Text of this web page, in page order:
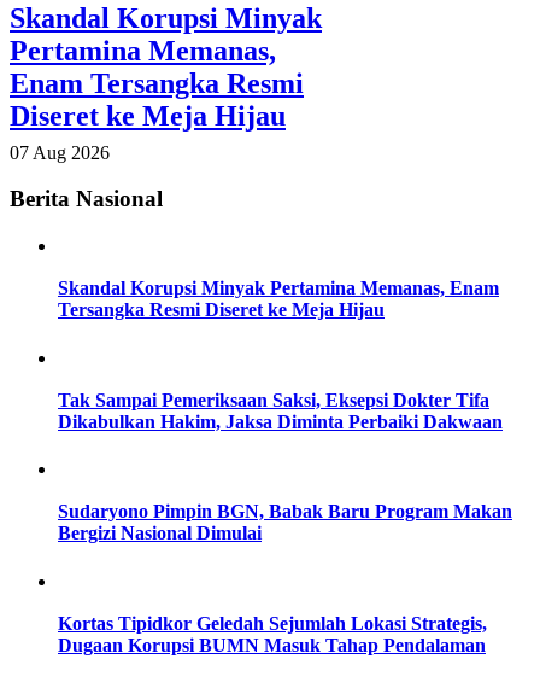
Skandal Korupsi Minyak
Pertamina Memanas,
Enam Tersangka Resmi
Diseret ke Meja Hijau
07 Aug 2026
Berita Nasional
Skandal Korupsi Minyak Pertamina Memanas, Enam
Tersangka Resmi Diseret ke Meja Hijau
Tak Sampai Pemeriksaan Saksi, Eksepsi Dokter Tifa
Dikabulkan Hakim, Jaksa Diminta Perbaiki Dakwaan
Sudaryono Pimpin BGN, Babak Baru Program Makan
Bergizi Nasional Dimulai
Kortas Tipidkor Geledah Sejumlah Lokasi Strategis,
Dugaan Korupsi BUMN Masuk Tahap Pendalaman